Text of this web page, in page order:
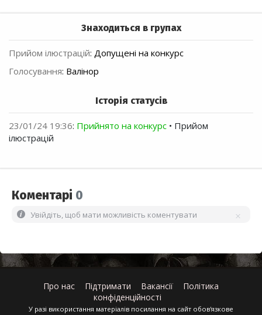
Знаходиться в групах
Прийом ілюстрацій: Допущені на конкурс
Голосування: Валінор
Історія статусів
23/01/24 19:36: Прийнято на конкурс • Прийом
ілюстрацій
Коментарі 0
Увійдіть, щоб мати можливість коментувати
Про нас Підтримати Вакансії
Політика
конфіденційності
У разі використання матеріалів посилання на сайт обов'язкове